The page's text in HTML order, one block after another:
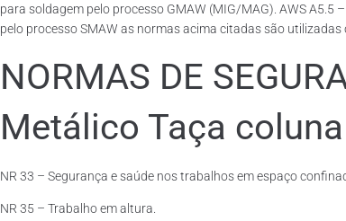
para soldagem pelo processo GMAW (MIG/MAG). AWS
pelo processo SMAW as normas acima citadas são
NORMAS DE
Metálico Taça
NR 33 – Segurança e saúde nos trabalhos em espaço
NR 35 – Trabalho em altura.